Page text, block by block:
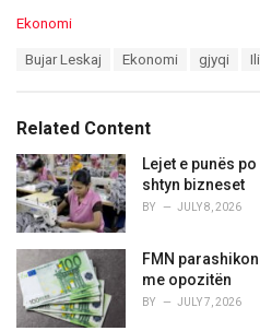
C
o
r
i
e
s
:
Ekonomi
:
Bujar Leskaj Ekonomi gjyqi
Related Content
Lejet e punës
shtyn bizneset
BY JULY 8, 2026
FMN
me opozitën
BY JULY 7, 2026